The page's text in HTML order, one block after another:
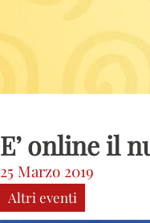
E’ online il
25 Marzo 2019
Altri eventi